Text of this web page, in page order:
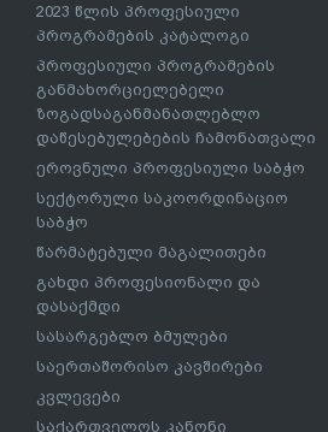
2023 წლის პროფესიული
პროგრამების კატალოგი
პროფესიული პროგრამების
განმახორციელებელი
ზოგადსაგანმანათლებლო
დაწესებულებების ჩამონათვალი
ეროვნული პროფესიული საბჭო
სექტორული საკოორდინაციო
საბჭო
წარმატებული მაგალითები
გახდი პროფესიონალი და
დასაქმდი
სასარგებლო ბმულები
საერთაშორისო კავშირები
კვლევები
საქართველოს კანონი